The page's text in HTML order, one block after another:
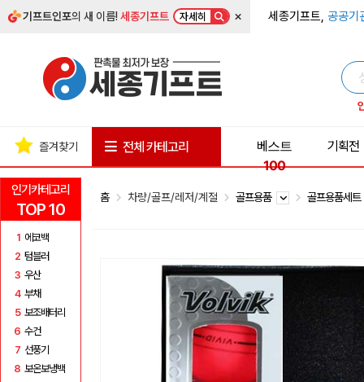
기프트인포의 새 이름!세종기프트 자세히 × 세종기프트, 공공기
인기카테고리
TOP 10
1 에코백
2 텀블러
3 우산
4 부채
5 보조배터리
6 수건
7 선풍기
8 보온보냉백
즐겨찾기 전체 카테고리
베스트
100
기획전
홈 차량/골프/레저/계절 골프용품 골프용품세